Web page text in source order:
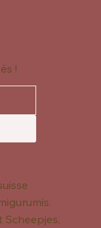
!
Scheepjes,